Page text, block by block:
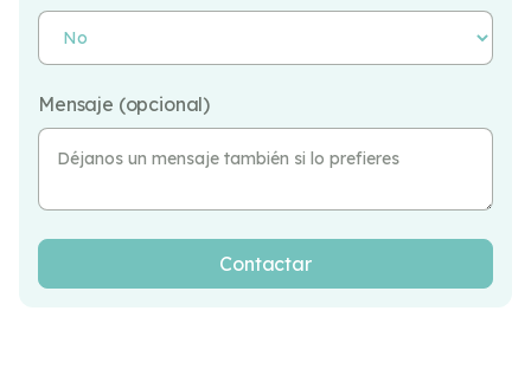
Mensaje (opcional)